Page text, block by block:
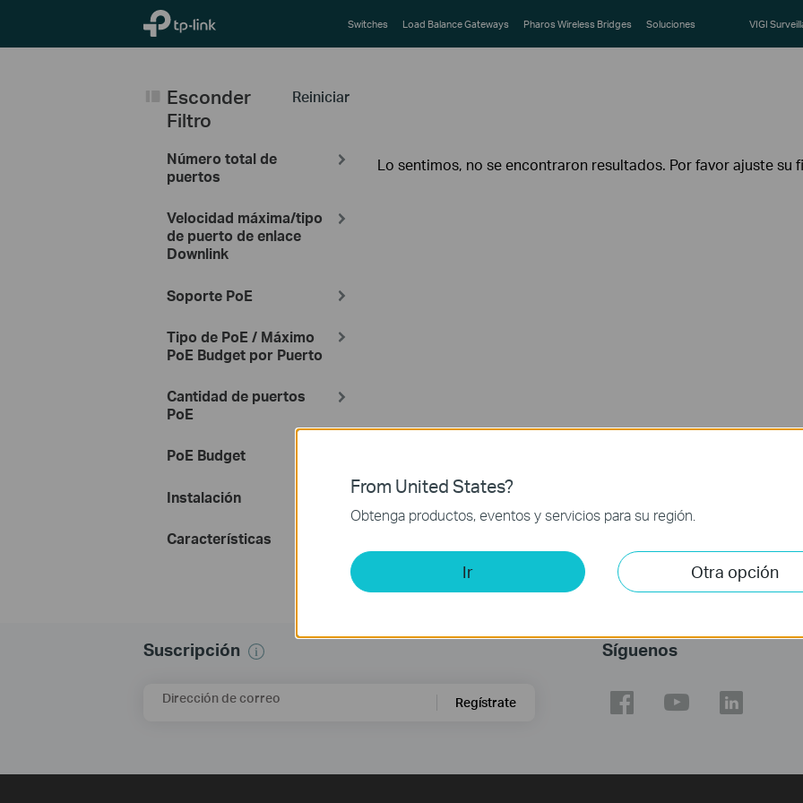
TP-Link, Reliably Smart Switches Load Balance Gateways Pharos Wireless Bridges Soluciones VIGI
Reiniciar
Esconder
Filtro
Número total de
puertos
Velocidad máxima/tipo
de puerto de enlace
Downlink
Soporte PoE
Tipo de PoE / Máximo
PoE Budget por Puerto
Cantidad de puertos
PoE
PoE Budget
Instalación
Características
Lo sentimos, no se encontraron resultados. Por favor ajuste su
Suscripción
Dirección de correo Regístrate
Síguenos
From United States?
Obtenga productos, eventos y servicios para su región.
Ir Otra opción